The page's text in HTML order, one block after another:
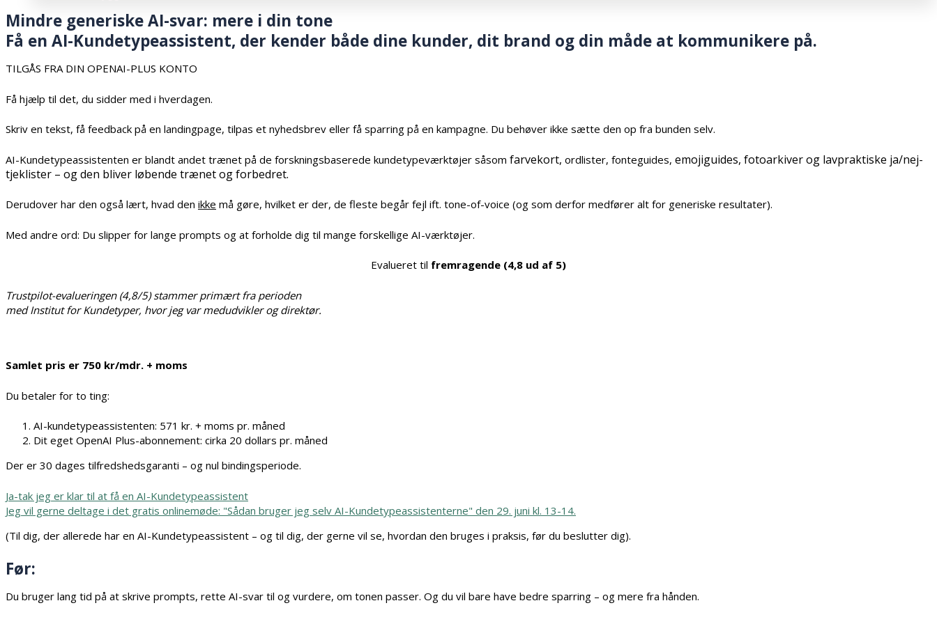
Mindre generiske AI-svar: mere i din tone
Få en AI-Kundetypeassistent, der kender både dine kunder, dit brand og din måde at kommunikere på.
TILGÅS FRA DIN OPENAI-PLUS KONTO
Få hjælp til det, du sidder med i hverdagen.
Skriv en tekst, få feedback på en landingpage, tilpas et nyhedsbrev eller få sparring på en kampagne. Du behøver ikke sætte den op fra bunden selv.
AI-Kundetypeassistenten er blandt andet trænet på de forskningsbaserede kundetypeværktøjer såsom farvekort, ordlister, fonteguides, emojiguides, fotoarkiver og lavpraktiske ja/nej-
tjeklister – og den bliver løbende trænet og forbedret.
Derudover har den også lært, hvad den ikke må gøre, hvilket er der, de fleste begår fejl ift. tone-of-voice (og som derfor medfører alt for generiske resultater).
Med andre ord: Du slipper for lange prompts og at forholde dig til mange forskellige AI-værktøjer.
Evalueret til fremragende (4,8 ud af 5)
Trustpilot-evalueringen (4,8/5) stammer primært fra perioden
med Institut for Kundetyper, hvor jeg var medudvikler og direktør.
Samlet pris er 750 kr/mdr. + moms
Du betaler for to ting:
AI-kundetypeassistenten: 571 kr. + moms pr. måned
Dit eget OpenAI Plus-abonnement: cirka 20 dollars pr. måned
Der er 30 dages tilfredshedsgaranti – og nul bindingsperiode.
Ja-tak jeg er klar til at få en AI-Kundetypeassistent
Jeg vil gerne deltage i det gratis onlinemøde: "Sådan bruger jeg selv AI-Kundetypeassistenterne" den 29. juni kl. 13-14.
(Til dig, der allerede har en AI-Kundetypeassistent – og til dig, der gerne vil se, hvordan den bruges i praksis, før du beslutter dig).
Før:
Du bruger lang tid på at skrive prompts, rette AI-svar til og vurdere, om tonen passer. Og du vil bare have bedre sparring – og mere fra hånden.